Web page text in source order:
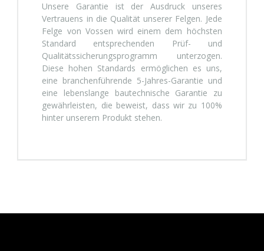
Unsere Garantie ist der Ausdruck unseres
Vertrauens in die Qualität unserer Felgen. Jede
Felge von Vossen wird einem dem höchsten
Standard entsprechenden Prüf- und
Qualitätssicherungsprogramm unterzogen.
Diese hohen Standards ermöglichen es uns,
eine branchenführende 5-Jahres-Garantie und
eine lebenslange bautechnische Garantie zu
gewährleisten, die beweist, dass wir zu 100%
hinter unserem Produkt stehen.